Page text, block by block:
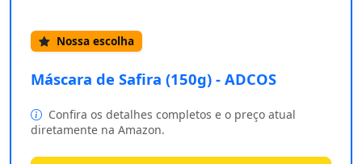
Nossa escolha
Máscara de Safira (150g) - ADCOS
Confira os detalhes completos e o preço atual
diretamente na Amazon.